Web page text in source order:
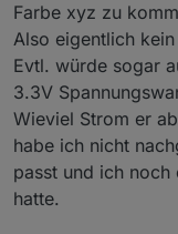
Farbe xyz zu
Also eigentlich
Evtl. würde sogar
3.3V
Wieviel Strom er
habe ich nicht
passt und ich noch
hatte.